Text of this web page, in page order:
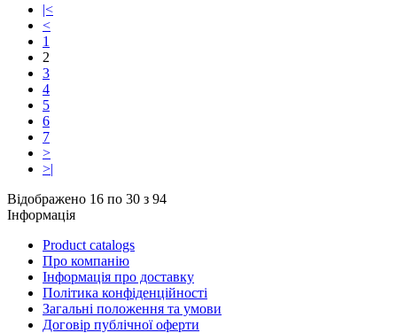
|<
<
1
2
3
4
5
6
7
>
>|
Відображено 16 по 30 з 94
Інформація
Product catalogs
Про компанію
Інформація про доставку
Політика конфіденційності
Загальні положення та умови
Договір публічної оферти